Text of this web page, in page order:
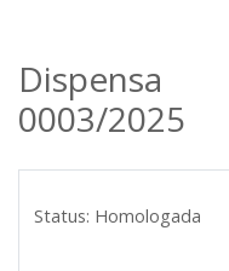
0003/2025
Status: Homologada